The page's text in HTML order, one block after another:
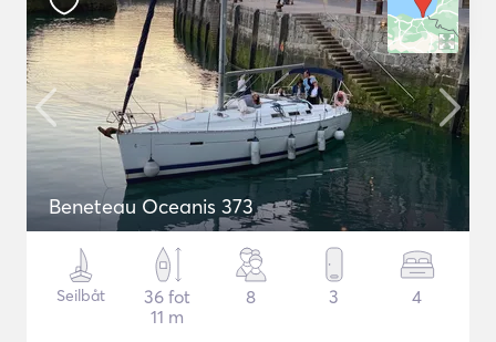
Beneteau Oceanis 373
Seilbåt
36 fot
11 m
8 3 4